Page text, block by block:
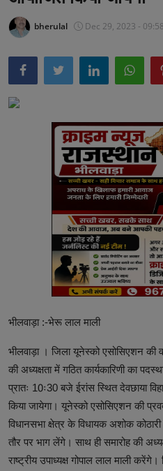
अनूपगढ़
राजस्थान
भीलवाड़ा
bherulal Dec 29, 2023 - 09:58
भीलवाड़ा :-भेरू लाल माली
भीलवाड़ा । जिला यूनेस्को एसोसिएशन की
की अध्यक्षता में गठित कार्यकारिणी का
प्रातः 10ः30 बजे ईरांस स्थित देवछाया
किया जायेगा। यूनेस्को एसोसिएशन की
विधानसभा क्षेत्र के विधायक अशोक
तौर पर भाग लेंगे। साथ ही समारोह की
राष्ट्रीय उपाध्यक्ष गोपाल लाल माली